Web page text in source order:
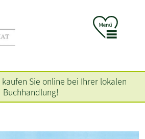
kaufen Sie online bei Ihrer lokalen
Buchhandlung!